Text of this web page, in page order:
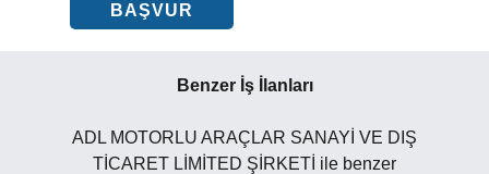
BAŞVUR
Benzer İş İlanları
ADL MOTORLU ARAÇLAR SANAYİ VE DIŞ
TİCARET LİMİTED ŞİRKETİ ile benzer